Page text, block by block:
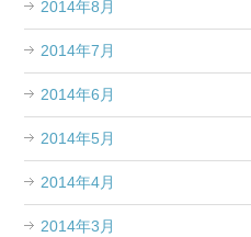
2014年8月
2014年7月
2014年6月
2014年5月
2014年4月
2014年3月